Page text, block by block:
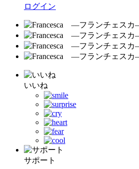
ログイン
いいね
サポート